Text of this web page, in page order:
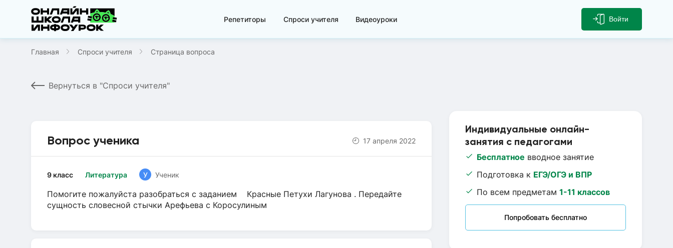
Репетиторы Спроси учителя Видеоуроки Войти
Главная Спроси учителя Страница вопроса
Вернуться в "Спроси учителя"
Индивидуальные онлайн-
занятия с педагогами
Бесплатное вводное занятие
Подготовка к ЕГЭ/ОГЭ и ВПР
По всем предметам 1-11 классов
Попробовать бесплатно
Вопрос ученика 17 апреля 2022
Литература
9 класс У Ученик
Помогите пожалуйста разобраться с заданием Красные Петухи Лагунова . Передайте
сущность словесной стычки Арефьева с Коросулиным